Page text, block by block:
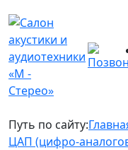
Путь по сайту:
ЦАП (цифро-